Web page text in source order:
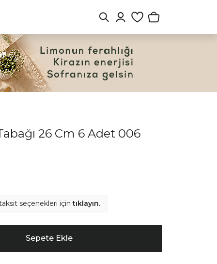
26 Cm 6 Adet 006
seçenekleri içintıklayın.
Sepete Ekle